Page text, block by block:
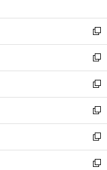
開
く
ウ
で
開
く
ン
ド
ウ
で
開
く
ウ
ィ
ン
ド
ウ
で
開
く
新
し
い
ウ
ィ
ン
ド
ウ
で
開
く
新
し
い
ウ
ィ
ン
ド
ウ
で
新
し
い
ウ
ィ
ン
ド
新
し
い
ウ
ィ
新
し
い
新